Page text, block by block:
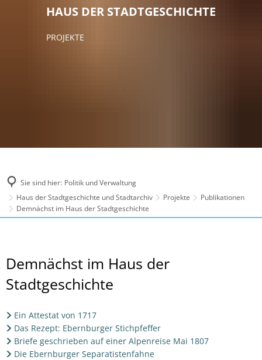
HAUS DER STADTGESCHICHTE
PROJEKTE
Sie sind hier: Politik und Verwaltung
Haus der Stadtgeschichte und Stadtarchiv
Projekte
Publikationen
Demnächst im Haus der Stadtgeschichte
Demnächst
im
der
Stadtgeschichte
Demnächst im Haus der
Stadtgeschichte
Ein Attestat von 1717
Das Rezept: Ebernburger Stichpfeffer
Briefe geschrieben auf einer Alpenreise Mai 1807
Die Ebernburger Separatistenfahne